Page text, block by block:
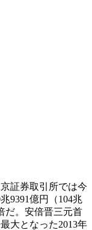
証券取引所では今
9391億円（104兆
だ。安倍晋三元首
大となった2013年